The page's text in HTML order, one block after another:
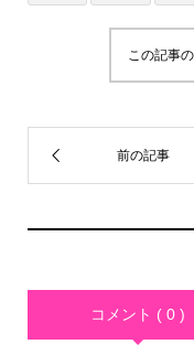
この記事
コメント ( 0 )